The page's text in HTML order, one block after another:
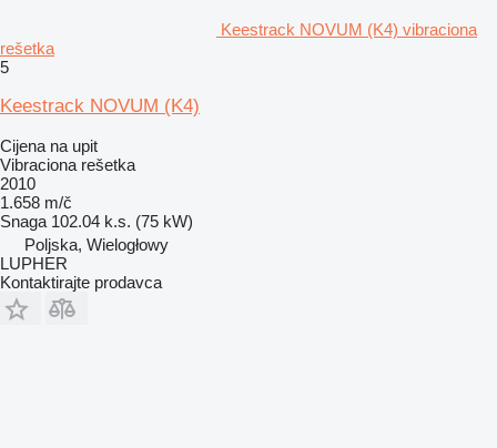
Keestrack NOVUM (K4) vibraciona
rešetka
5
Keestrack NOVUM (K4)
Cijena na upit
Vibraciona rešetka
2010
1.658 m/č
Snaga 102.04 k.s. (75 kW)
Poljska, Wielogłowy
LUPHER
Kontaktirajte prodavca